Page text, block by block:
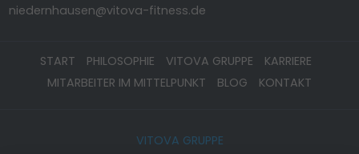
niedernhausen@vitova-fitness.de
START PHILOSOPHIE VITOVA GRUPPE
KARRIERE
MITARBEITER IM MITTELPUNKT
BLOG KONTAKT
VITOVA GRUPPE